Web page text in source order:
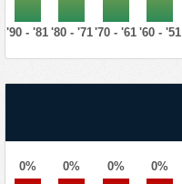
81' - 90' 71' - 80' 61' - 70' 51' - 60'
0% 0% 0% 0%